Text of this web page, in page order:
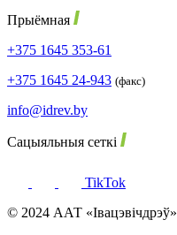
Прыёмная
+375 1645 353-61
+375 1645 24-943 (факс)
info@idrev.by
Сацыяльныя сеткі
TikTok
© 2024 ААТ «Івацэвічдрэў»